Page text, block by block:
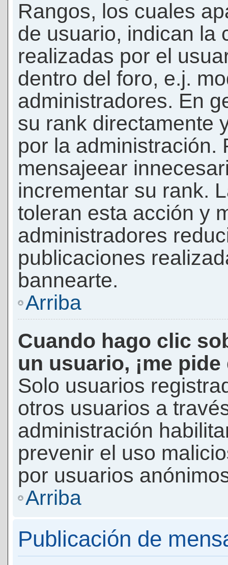
Rangos, los cuales
de usuario, indican la
realizadas por el
dentro del foro, e.j.
administradores. En
su rank directamente
por la administración.
mensajeear
incrementar su rank.
toleran esta acción y
administradores
publicaciones
bannearte.
Arriba
Cuando hago clic
un usuario, ¡me
Solo usuarios
otros usuarios a
administración
prevenir el uso
por usuarios
Arriba
Publicación de